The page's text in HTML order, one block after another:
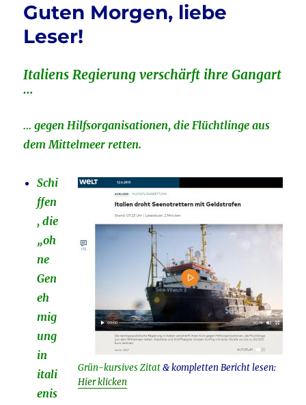
Guten Morgen, liebe
Leser!
Italiens Regierung verschärft ihre Gangart
…
… gegen Hilfsorganisationen, die Flüchtlinge aus
dem Mittelmeer retten.
Grün-kursives Zitat& kompletten Bericht lesen:
Hier klicken
Schi
ffen
, die
„oh
ne
Gen
eh
mig
ung
in
itali
enis